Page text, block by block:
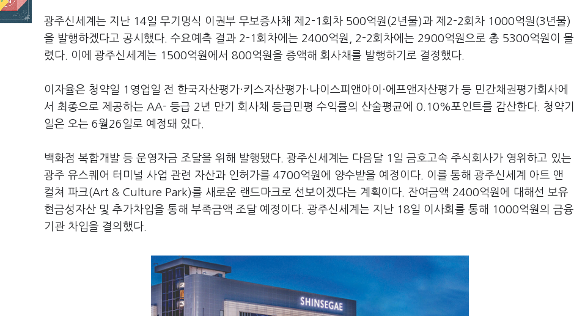
광주신세계는 지난 14일 무기명식 이권부 무보증사채 제2-1회차 500억원(2년물)과 제2-2회차 1000억원(3년물)
을 발행하겠다고 공시했다. 수요예측 결과 2-1회차에는 2400억원, 2-2회차에는 2900억원으로 총 5300억원이 몰
렸다. 이에 광주신세계는 1500억원에서 800억원을 증액해 회사채를 발행하기로 결정했다.
이자율은 청약일 1영업일 전 한국자산평가·키스자산평가·나이스피앤아이·에프앤자산평가 등 민간채권평가회사에
서 최종으로 제공하는 AA- 등급 2년 만기 회사채 등급민평 수익률의 산술평균에 0.10%포인트를 감산한다. 청약기
일은 오는 6월26일로 예정돼 있다.
백화점 복합개발 등 운영자금 조달을 위해 발행됐다. 광주신세계는 다음달 1일 금호고속 주식회사가 영위하고 있는
광주 유스퀘어 터미널 사업 관련 자산과 인허가를 4700억원에 양수받을 예정이다. 이를 통해 광주신세계 아트 앤
컬쳐 파크(Art & Culture Park)를 새로운 랜드마크로 선보이겠다는 계획이다. 잔여금액 2400억원에 대해선 보유
현금성자산 및 추가차입을 통해 부족금액 조달 예정이다. 광주신세계는 지난 18일 이사회를 통해 1000억원의 금융
기관 차입을 결의했다.